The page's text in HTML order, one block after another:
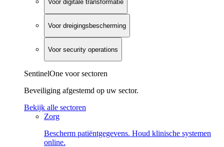
Voor digitale transformatie
Voor dreigingsbescherming
Voor security operations
SentinelOne voor sectoren
Beveiliging afgestemd op uw sector.
Bekijk alle sectoren
Zorg
Bescherm patiëntgegevens. Houd klinische systemen
online.